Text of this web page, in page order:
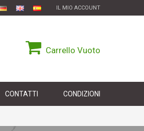
IL MIO ACCOUNT
Carrello Vuoto
CONTATTI CONDIZIONI